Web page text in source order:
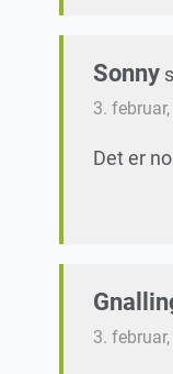
Sonny
3.
Det er
3.